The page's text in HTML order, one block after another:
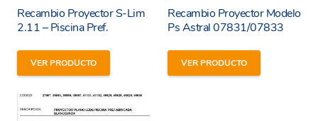
He leído y estoy de acuerdo con lostérminos y
condiciones y
política de privacidadde la web.
Recambio Proyector S-Lim
2.11 – Piscina Pref.
VER PRODUCTO
Recambio Proyector Modelo
Ps Astral 07831/07833
VER PRODUCTO